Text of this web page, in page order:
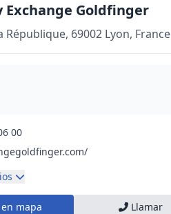
Exchange Goldfinger
République, 69002 Lyon, France
00
mapa Llamar